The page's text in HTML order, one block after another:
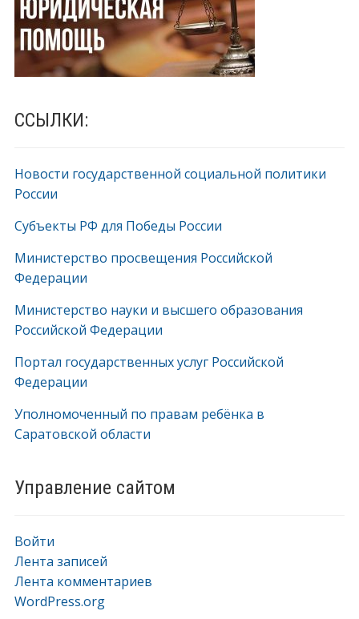
ССЫЛКИ:
Новости государственной социальной политики
России
Субъекты РФ для Победы России
Министерство просвещения Российской
Федерации
Министерство науки и высшего образования
Российской Федерации
Портал государственных услуг Российской
Федерации
Уполномоченный по правам ребёнка в
Саратовской области
Управление сайтом
Войти
Лента записей
Лента комментариев
WordPress.org